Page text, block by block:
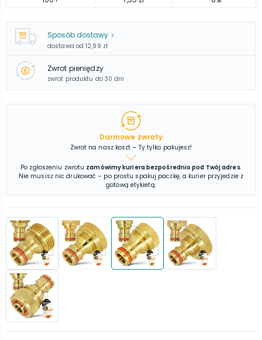
Sposób dostawy
dostawa od 12,99 zł
Zwrot pieniędzy
zwrot produktu do 30 dni
Darmowe zwroty
Zwrot na nasz koszt – Ty tylko pakujesz!
Po zgłoszeniu zwrotu zamówimy kuriera bezpośrednio pod Twój adres.
Nie musisz nic drukować – po prostu spakuj paczkę, a kurier przyjedzie z
gotową etykietą.